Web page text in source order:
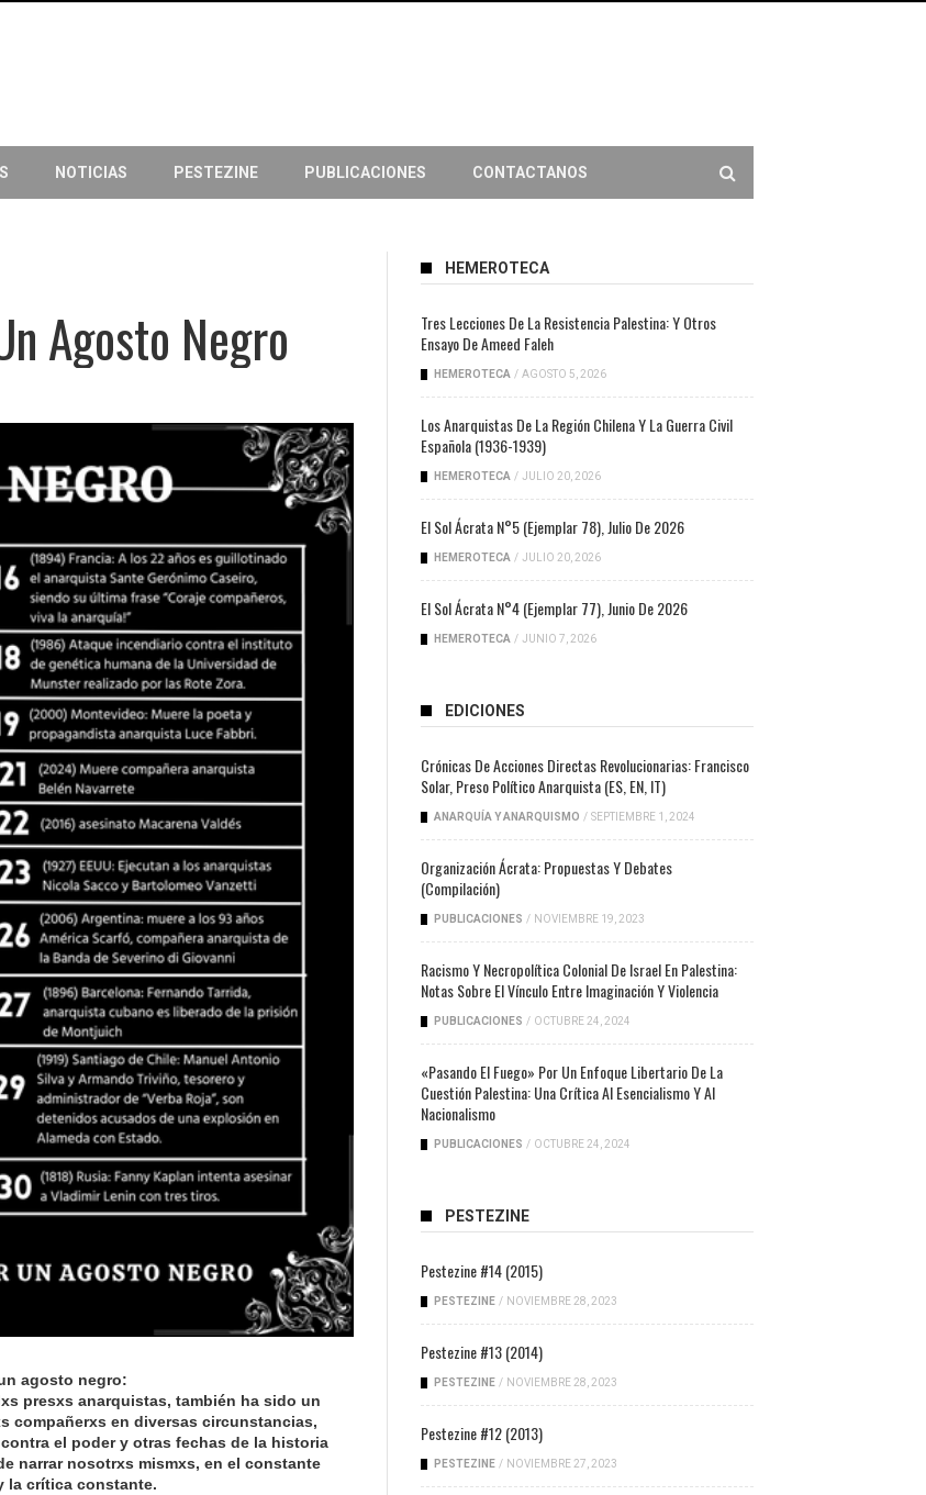
NOTICIAS PESTEZINE PUBLICACIONES CONTACTANOS
Agosto Negro
agosto negro:
presxs anarquistas, también ha sido un
compañerxs en diversas circunstancias,
el poder y otras fechas de la historia
narrar nosotrxs mismxs, en el constante
la crítica constante.
HEMEROTECA
Tres Lecciones De La Resistencia Palestina: Y Otros
Ensayo De Ameed Faleh
HEMEROTECA / AGOSTO 5, 2026
Los Anarquistas De La Región Chilena Y La Guerra Civil
Española (1936-1939)
HEMEROTECA / JULIO 20, 2026
El Sol Ácrata N°5 (ejemplar 78), Julio De 2026
HEMEROTECA / JULIO 20, 2026
El Sol Ácrata N°4 (ejemplar 77), Junio De 2026
HEMEROTECA / JUNIO 7, 2026
EDICIONES
Crónicas De Acciones Directas Revolucionarias: Francisco
Solar, Preso Político Anarquista (ES, EN, IT)
ANARQUÍA Y ANARQUISMO / SEPTIEMBRE 1, 2024
Organización Ácrata: Propuestas Y Debates
(compilación)
PUBLICACIONES / NOVIEMBRE 19, 2023
Racismo Y Necropolítica Colonial De Israel En Palestina:
Notas Sobre El Vínculo Entre Imaginación Y Violencia
PUBLICACIONES / OCTUBRE 24, 2024
«Pasando El Fuego» Por Un Enfoque Libertario De La
Cuestión Palestina: Una Crítica Al Esencialismo Y Al
Nacionalismo
PUBLICACIONES / OCTUBRE 24, 2024
PESTEZINE
Pestezine #14 (2015)
PESTEZINE / NOVIEMBRE 28, 2023
Pestezine #13 (2014)
PESTEZINE / NOVIEMBRE 28, 2023
Pestezine #12 (2013)
PESTEZINE / NOVIEMBRE 27, 2023